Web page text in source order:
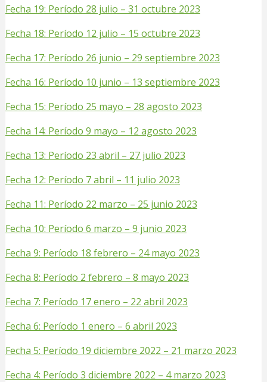
Fecha 19: Período 28 julio – 31 octubre 2023
Fecha 18: Período 12 julio – 15 octubre 2023
Fecha 17: Período 26 junio – 29 septiembre 2023
Fecha 16: Período 10 junio – 13 septiembre 2023
Fecha 15: Período 25 mayo – 28 agosto 2023
Fecha 14: Período 9 mayo – 12 agosto 2023
Fecha 13: Período 23 abril – 27 julio 2023
Fecha 12: Período 7 abril – 11 julio 2023
Fecha 11: Período 22 marzo – 25 junio 2023
Fecha 10: Período 6 marzo – 9 junio 2023
Fecha 9: Período 18 febrero – 24 mayo 2023
Fecha 8: Período 2 febrero – 8 mayo 2023
Fecha 7: Período 17 enero – 22 abril 2023
Fecha 6: Período 1 enero – 6 abril 2023
Fecha 5: Período 19 diciembre 2022 – 21 marzo 2023
Fecha 4: Período 3 diciembre 2022 – 4 marzo 2023